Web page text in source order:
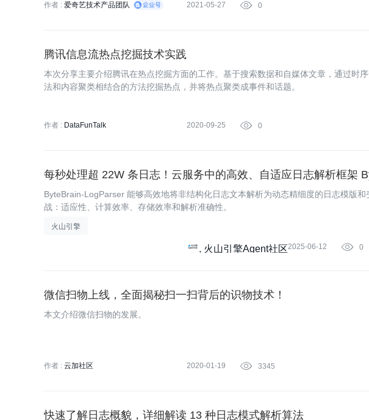
作者 : 爱奇艺技术产品团队 2021-05-27  0
腾讯信息流热点挖掘技术实践
本次分享主要介绍腾讯在热点挖掘方面的工作。基于搜索数据和自媒体文章，通过时
法和内容聚类相结合的方法挖掘热点，并将热点聚类成事件和话题。
作者 : DataFunTalk 2020-09-25  0
每秒处理超 22W 条日志！云服务中的高效、自适应日志解析框架
ByteBrain-LogParser 能够高效地将非结构化日志文本解析为动态精细度的日志模版
战：适应性、计算效率、存储效率和解析准确性。
火山引擎
火山引擎Agent社区2025-06-12  0
微信扫物上线，全面揭秘扫一扫背后的识物技术！
本文介绍微信扫物的发展。
作者 : 云加社区 2020-01-19  3345
快速了解日志概貌，详细解读 13 种日志模式解析算法